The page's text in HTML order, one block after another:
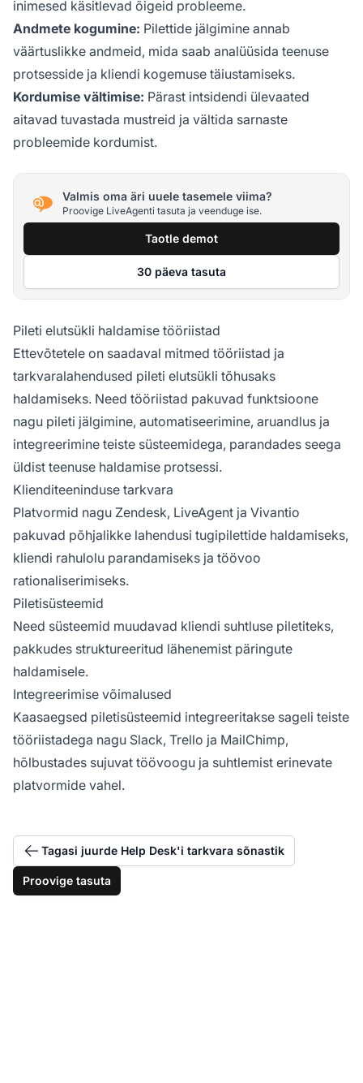
inimesed käsitlevad õigeid probleeme.
Andmete kogumine: Pilettide jälgimine annab
väärtuslikke andmeid, mida saab analüüsida teenuse
protsesside ja kliendi kogemuse täiustamiseks.
Kordumise vältimise: Pärast intsidendi ülevaated
aitavad tuvastada mustreid ja vältida sarnaste
probleemide kordumist.
Valmis oma äri uuele tasemele viima?
Proovige LiveAgenti tasuta ja veenduge ise.
Taotle demot
30 päeva tasuta
Pileti elutsükli haldamise tööriistad
Ettevõtetele on saadaval mitmed tööriistad ja
tarkvaralahendused pileti elutsükli tõhusaks
haldamiseks. Need tööriistad pakuvad funktsioone
nagu pileti jälgimine, automatiseerimine, aruandlus ja
integreerimine teiste süsteemidega, parandades seega
üldist teenuse haldamise protsessi.
Klienditeeninduse tarkvara
Platvormid nagu Zendesk, LiveAgent ja Vivantio
pakuvad põhjalikke lahendusi tugipilettide haldamiseks,
kliendi rahulolu parandamiseks ja töövoo
rationaliserimiseks.
Piletisüsteemid
Need süsteemid muudavad kliendi suhtluse piletiteks,
pakkudes struktureeritud lähenemist päringute
haldamisele.
Integreerimise võimalused
Kaasaegsed piletisüsteemid integreeritakse sageli teiste
tööriistadega nagu Slack, Trello ja MailChimp,
hõlbustades sujuvat töövoogu ja suhtlemist erinevate
platvormide vahel.
Tagasi juurde Help Desk'i tarkvara sõnastik
Proovige tasuta